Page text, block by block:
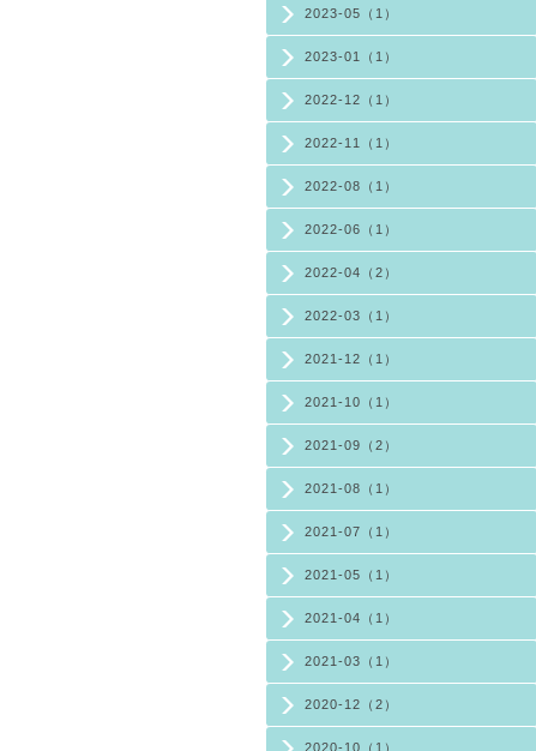
2023-05（1）
2023-01（1）
2022-12（1）
2022-11（1）
2022-08（1）
2022-06（1）
2022-04（2）
2022-03（1）
2021-12（1）
2021-10（1）
2021-09（2）
2021-08（1）
2021-07（1）
2021-05（1）
2021-04（1）
2021-03（1）
2020-12（2）
2020-10（1）